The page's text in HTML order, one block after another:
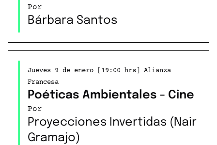
Por
Bárbara Santos
Jueves 9 de enero [19:00 hrs] Alianza
Francesa
Poéticas Ambientales - Cine
Por
Proyecciones Invertidas (Nair
Gramajo)